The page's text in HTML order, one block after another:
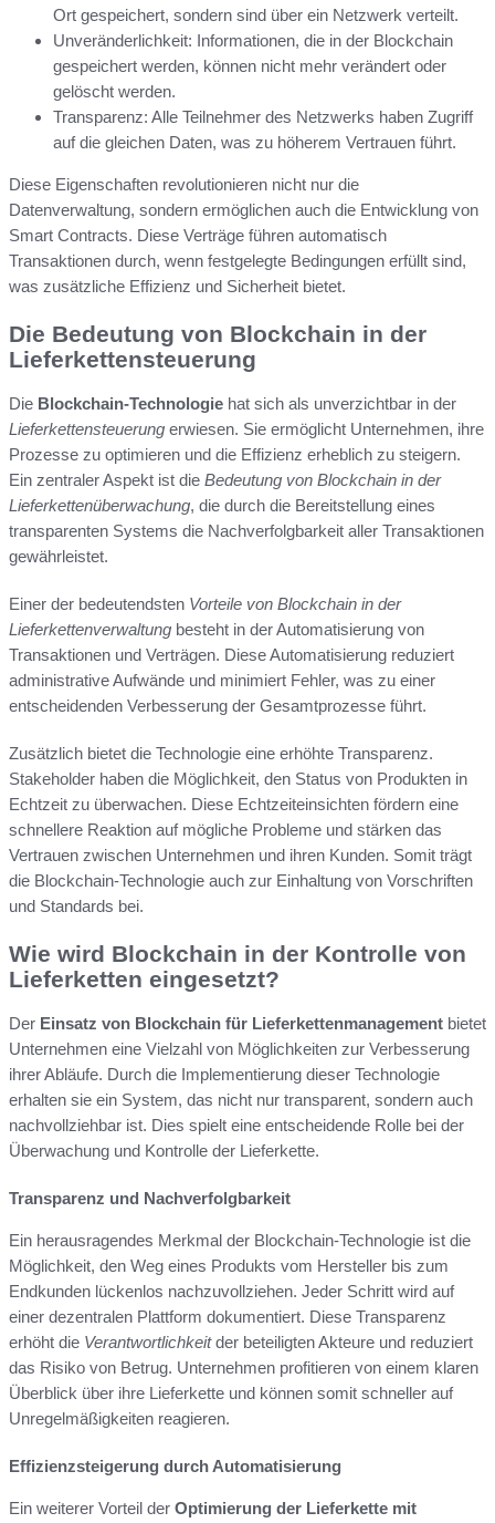
Ort gespeichert, sondern sind über ein Netzwerk verteilt.
Unveränderlichkeit: Informationen, die in der Blockchain
gespeichert werden, können nicht mehr verändert oder
gelöscht werden.
Transparenz: Alle Teilnehmer des Netzwerks haben Zugriff
auf die gleichen Daten, was zu höherem Vertrauen führt.
Diese Eigenschaften revolutionieren nicht nur die
Datenverwaltung, sondern ermöglichen auch die Entwicklung von
Smart Contracts. Diese Verträge führen automatisch
Transaktionen durch, wenn festgelegte Bedingungen erfüllt sind,
was zusätzliche Effizienz und Sicherheit bietet.
Die Bedeutung von Blockchain in der
Lieferkettensteuerung
Die Blockchain-Technologie hat sich als unverzichtbar in der
Lieferkettensteuerung erwiesen. Sie ermöglicht Unternehmen, ihre
Prozesse zu optimieren und die Effizienz erheblich zu steigern.
Ein zentraler Aspekt ist die Bedeutung von Blockchain in der
Lieferkettenüberwachung, die durch die Bereitstellung eines
transparenten Systems die Nachverfolgbarkeit aller Transaktionen
gewährleistet.
Einer der bedeutendsten Vorteile von Blockchain in der
Lieferkettenverwaltung besteht in der Automatisierung von
Transaktionen und Verträgen. Diese Automatisierung reduziert
administrative Aufwände und minimiert Fehler, was zu einer
entscheidenden Verbesserung der Gesamtprozesse führt.
Zusätzlich bietet die Technologie eine erhöhte Transparenz.
Stakeholder haben die Möglichkeit, den Status von Produkten in
Echtzeit zu überwachen. Diese Echtzeiteinsichten fördern eine
schnellere Reaktion auf mögliche Probleme und stärken das
Vertrauen zwischen Unternehmen und ihren Kunden. Somit trägt
die Blockchain-Technologie auch zur Einhaltung von Vorschriften
und Standards bei.
Wie wird Blockchain in der Kontrolle von
Lieferketten eingesetzt?
Der Einsatz von Blockchain für Lieferkettenmanagement bietet
Unternehmen eine Vielzahl von Möglichkeiten zur Verbesserung
ihrer Abläufe. Durch die Implementierung dieser Technologie
erhalten sie ein System, das nicht nur transparent, sondern auch
nachvollziehbar ist. Dies spielt eine entscheidende Rolle bei der
Überwachung und Kontrolle der Lieferkette.
Transparenz und Nachverfolgbarkeit
Ein herausragendes Merkmal der Blockchain-Technologie ist die
Möglichkeit, den Weg eines Produkts vom Hersteller bis zum
Endkunden lückenlos nachzuvollziehen. Jeder Schritt wird auf
einer dezentralen Plattform dokumentiert. Diese Transparenz
erhöht die Verantwortlichkeitder beteiligten Akteure und reduziert
das Risiko von Betrug. Unternehmen profitieren von einem klaren
Überblick über ihre Lieferkette und können somit schneller auf
Unregelmäßigkeiten reagieren.
Effizienzsteigerung durch Automatisierung
Ein weiterer Vorteil der Optimierung der Lieferkette mit